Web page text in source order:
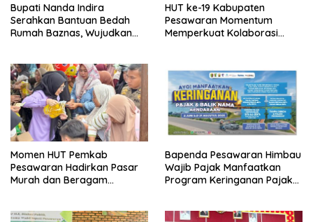
Bupati Nanda Indira
Serahkan Bantuan Bedah
Rumah Baznas, Wujudkan
HUT ke-19 Kabupaten
Pesawaran Momentum
Memperkuat Kolaborasi
Momen HUT Pemkab
Pesawaran Hadirkan Pasar
Murah dan Beragam
Bapenda Pesawaran Himbau
Wajib Pajak Manfaatkan
Program Keringanan Pajak